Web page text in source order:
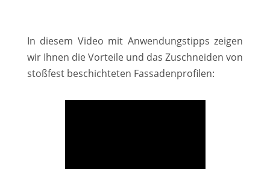
In diesem Video mit Anwendungstipps zeigen
wir Ihnen die Vorteile und das Zuschneiden von
stoßfest beschichteten Fassadenprofilen: